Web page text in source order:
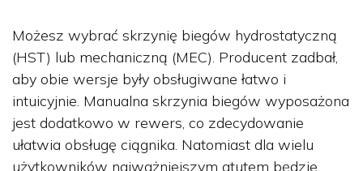
Możesz wybrać skrzynię biegów hydrostatyczną
(HST) lub mechaniczną (MEC). Producent zadbał,
aby obie wersje były obsługiwane łatwo i
intuicyjnie. Manualna skrzynia biegów wyposażona
jest dodatkowo w rewers, co zdecydowanie
ułatwia obsługę ciągnika. Natomiast dla wielu
użytkowników najważniejszym atutem będzie